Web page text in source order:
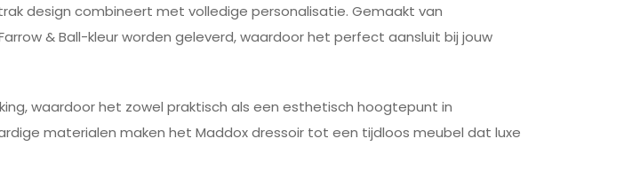
design combineert met volledige personalisatie. Gemaakt van
& Ball-kleur worden geleverd, waardoor het perfect aansluit bij jouw
waardoor het zowel praktisch als een esthetisch hoogtepunt in
materialen maken het Maddox dressoir tot een tijdloos meubel dat luxe